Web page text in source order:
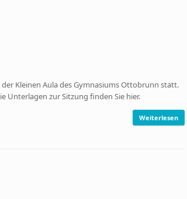
Kleinen Aula des Gymnasiums Ottobrunn statt.
Unterlagen zur Sitzung finden Sie hier.
Weiterlesen